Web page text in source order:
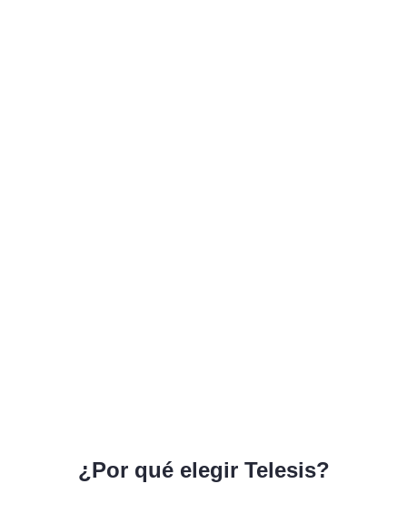
¿Por qué elegir Telesis?